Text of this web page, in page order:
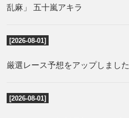
乱麻」 五十嵐アキラ
[2026-08-01]
厳選レース予想をアップしました
[2026-08-01]